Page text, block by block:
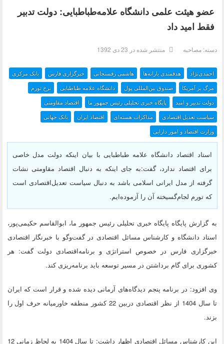
عضو هیئت علمی دانشگاه علامه‌طباطبایی: دولت تدبیر
فقط امید داد
دسته:مصاحبه منتشر شده در 23 دی 1392
احمدی‌نژاد هدفمندی یارانه‌ها هاشمی رفسنجانی خبرگزاری فارس بانک مرکزی
وزارت اقتصاد و امور دارایی
بانک جهانی اقتصاد ایران مذاکرات هسته‌ای سیاست تعدیل اقتصادی
اقتصاد مقاومتى پایگاه خبری تحلیلی رئیس جمهور ما دولت تدبیر و امید
نرخ تورم دانشگاه علامه طباطبایی صندوق بین‌المللی پول مرگ بر آمریکا
استاد اقتصاد دانشگاه علامه طباطبایی با بیان اینکه دولت مدل خاصی
برای اقتصاد ندارد، گفت:به جای اینکه به دنبال اقتصاد مقاومتى نشات
گرفته از مدل ایرانی اسلامی باشد به دنبال سیاست تعدیل‌اقتصادی است
که تورم لجام‌گسیخته آن را آزموده‌ایم.
به گزارش پایگاه پایگاه خبری تحلیلی رئیس جمهور ما، ابوالقاسم حکیمی‌پور،
استاد دانشگاه و کارشناس مسائل اقتصادی در گفت‌وگو با خبرنگار اقتصادی
خبرگزاری فارس در خصوص استراتژی و برنامه‌اقتصادی دولت گفت: هر
کشوری برای گام برداشتن در مسیر توسعه باید برنامه‌ریزی کند.
وی افزود: در برنامه پنجم دیدگاه‌های آرمانی دیده شده و قرار است که ایران
تا سال 1404 از نظر اقتصادی دربین 22 کشور منطقه خاورمیانه حرف اول را
بزند.
این کارشناس مسائل اقتصادی اظهار داشت: تا سال 1404 به لحاظ زمانی 12